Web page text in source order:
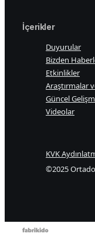
İçerikler
Duyurular
Bizden
Etkinlikler
Araştırmalar
Güncel
Videolar
KVK
©2025